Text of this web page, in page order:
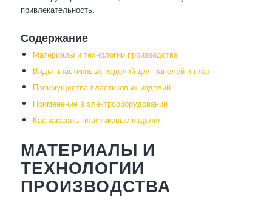
привлекательность.
Содержание
Материалы и технологии производства
Виды пластиковых изделий для панелей и плат
Преимущества пластиковых изделий
Применение в электрооборудовании
Как заказать пластиковые изделия
МАТЕРИАЛЫ И
ТЕХНОЛОГИИ
ПРОИЗВОДСТВА